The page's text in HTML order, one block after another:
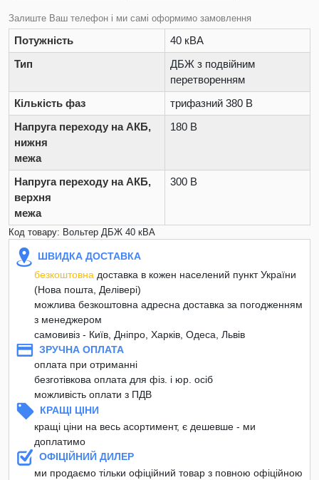
Залиште Ваш телефон і ми самі оформимо замовлення
Потужність
40 кВА
Тип
ДБЖ з подвійним
перетворенням
Кількість фаз
трифазний 380 В
Напруга переходу на АКБ,
нижня
межа
180 В
Напруга переходу на АКБ,
верхня
межа
300 В
Код товару: Вольтер ДБЖ 40 кВА
ШВИДКА ДОСТАВКА
безкоштовна доставка в кожен населений пункт України
(Нова пошта, Делівері)
можлива безкоштовна адресна доставка за погодженням
з менеджером
самовивіз - Київ, Дніпро, Харків, Одеса, Львів
ЗРУЧНА ОПЛАТА
оплата при отриманні
безготівкова оплата для фіз. і юр. осіб
можливість оплати з ПДВ
КРАЩІ ЦІНИ
кращі ціни на весь асортимент, є дешевше - ми
доплатимо
ОФІЦІЙНИЙ ДИЛЕР
ми продаємо тільки офіційний товар з повною офіційною